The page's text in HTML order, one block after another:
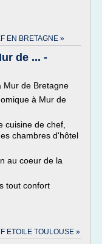
EN BRETAGNE »
de ... -
Mur de Bretagne
à Mur de
cuisine de chef,
chambres d'hôtel
au coeur de la
tout confort
ETOILE TOULOUSE »